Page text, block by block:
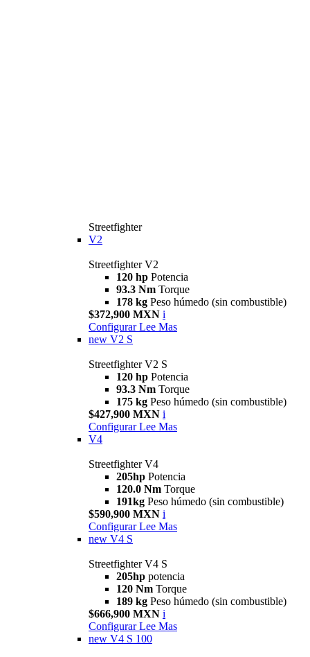
Streetfighter
V2
Streetfighter V2
120 hp Potencia
93.3 Nm Torque
178 kg Peso húmedo (sin combustible)
$372,900 MXN i
Configurar Lee Mas
new V2 S
Streetfighter V2 S
120 hp Potencia
93.3 Nm Torque
175 kg Peso húmedo (sin combustible)
$427,900 MXN i
Configurar Lee Mas
V4
Streetfighter V4
205hp Potencia
120.0 Nm Torque
191kg Peso húmedo (sin combustible)
$590,900 MXN i
Configurar Lee Mas
new V4 S
Streetfighter V4 S
205hp potencia
120 Nm Torque
189 kg Peso húmedo (sin combustible)
$666,900 MXN i
Configurar Lee Mas
new V4 S 100